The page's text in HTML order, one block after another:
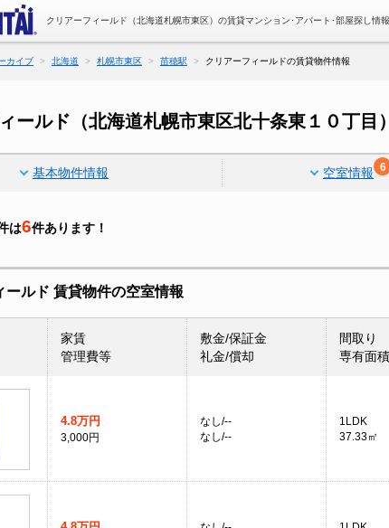
クリアーフィールド（北海道札幌市東区）の賃貸マンション･アパート･部屋探し情報
カイブ 北海道 札幌市東区 苗穂駅 クリアーフィールドの賃貸物件情報
ールド（北海道札幌市東区北十条東１０丁目
基本物件情報 空室情報 6
は6件あります！
ールド 賃貸物件の空室情報
家賃
管理費等
敷金/保証金
礼金/償却
間取り
専有面積
4.8万円
3,000円
なし/--
なし/--
1LDK
37.33㎡